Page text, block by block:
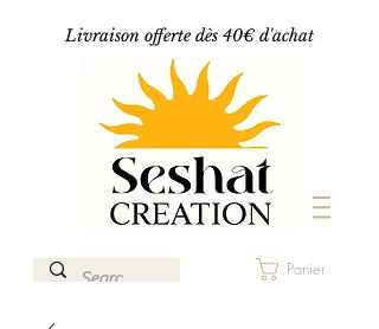
Livraison offerte dès 40€ d'achat
Panier